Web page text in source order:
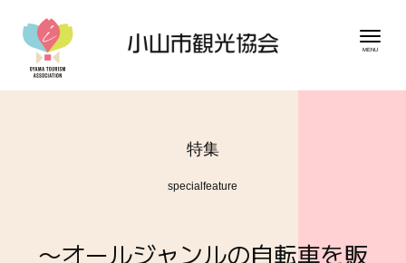
特集
specialfeature
〜オールジャンルの自転車を販